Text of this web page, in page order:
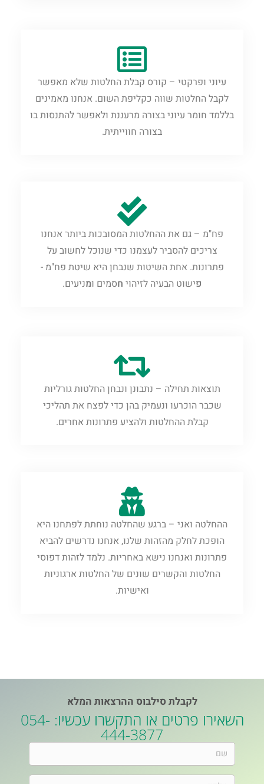
עיוני ופרקטי – קורס קבלת החלטות שלא מאפשר
לקבל החלטות שווה כקליפת השום. אנחנו מאמינים
בללמד חומר עיוני בצורה מרעננת ולאפשר להתנסות בו
בצורה חווייתית.
פח"מ – גם את ההחלטות המסובכות ביותר אנחנו
צריכים להסביר לעצמנו כדי שנוכל לחשוב על
פתרונות. אחת השיטות שנבחן היא שיטת פח"מ -
פישוט הבעיה לזיהוי חסמים ומניעים.
תוצאות תחילה – נתבונן ונבחן החלטות גורליות
שכבר הוכרעו ונעמיק בהן כדי לפצח את תהליכי
קבלת ההחלטות ולהציע פתרונות אחרים.
ההחלטה ואני – ברגע שהחלטה נוחתת לפתחנו היא
הופכת לחלק מהזהות שלנו, אנחנו נדרשים להביא
פתרונות ואנחנו נישא באחריות. נלמד לזהות דפוסי
החלטות והקשרים שונים של החלטות ארגוניות
ואישיות.
לקבלת סילבוס ההרצאות המלא
השאירו פרטים או התקשרו עכשיו: 054-
444-3877